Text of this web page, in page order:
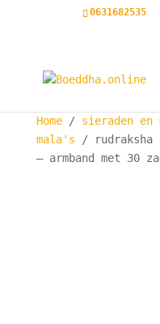
0631682535
Home/ sieraden en
mala's / rudraksha
– armband met 30